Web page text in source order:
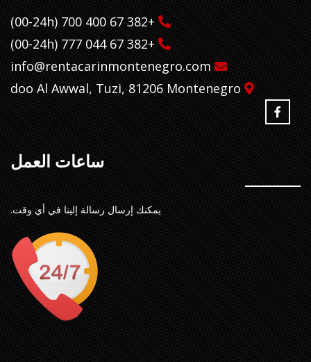
+382 67 400 700 (00-24h)
+382 67 044 777 (00-24h)
info@rentacarinmontenegro.com
doo Al Awwal, Tuzi, 81206 Montenegro
ساعات العمل
يمكنك إرسال رسالة إلينا في أي وقت.